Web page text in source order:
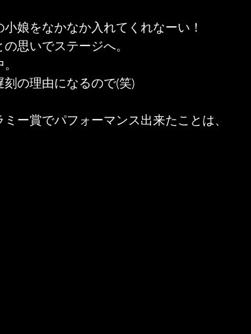
娘をなかなか入れてくれなーい！
思いでステージへ。
の理由になるので(笑)
ー賞でパフォーマンス出来たことは、